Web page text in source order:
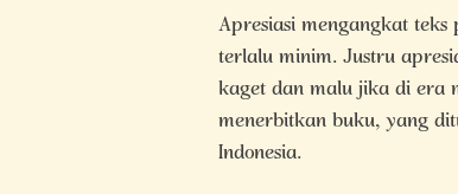
Apresiasi mengangkat
terlalu minim. Justru
kaget dan malu jika di era
menerbitkan buku, yang
Indonesia.